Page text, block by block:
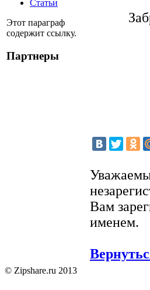
Статьи
Этот параграф
содержит ссылку.
Партнеры
Вам
именем.
© Zipshare.ru 2013